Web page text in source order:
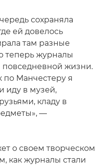
сохраняла
ей довелось
там разные
теперь журналы
повседневной жизни.
по Манчестеру я
иду в музей,
кладу в
—
о своем творческом
как журналы стали